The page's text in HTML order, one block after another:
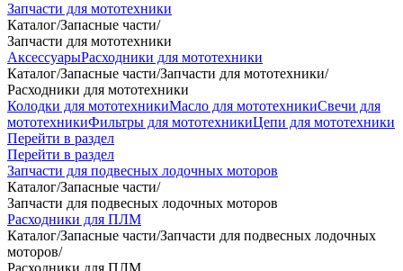
Запчасти для мототехники
Каталог/Запасные части/
Запчасти для мототехники
АксессуарыРасходники для мототехники
Каталог/Запасные части/Запчасти для мототехники/
Расходники для мототехники
Колодки для мототехникиМасло для мототехникиСвечи для
мототехникиФильтры для мототехникиЦепи для мототехники
Перейти в раздел
Перейти в раздел
Запчасти для подвесных лодочных моторов
Каталог/Запасные части/
Запчасти для подвесных лодочных моторов
Расходники для ПЛМ
Каталог/Запасные части/Запчасти для подвесных лодочных
моторов/
Расходники для ПЛМ